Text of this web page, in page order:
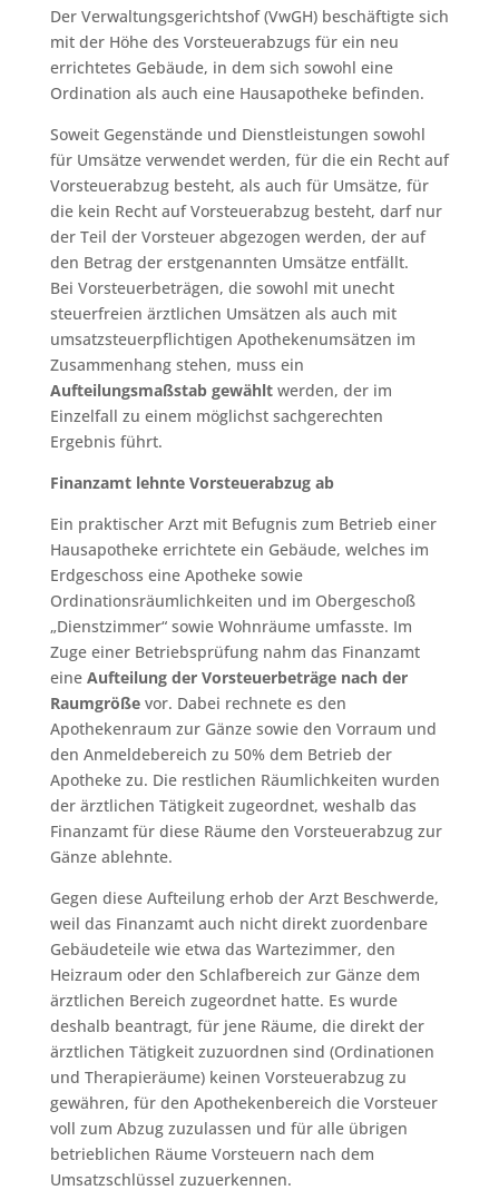
Der Verwaltungsgerichtshof (VwGH) beschäftigte sich
mit der Höhe des Vorsteuerabzugs für ein neu
errichtetes Gebäude, in dem sich sowohl eine
Ordination als auch eine Hausapotheke befinden.
Soweit Gegenstände und Dienstleistungen sowohl
für Umsätze verwendet werden, für die ein Recht auf
Vorsteuerabzug besteht, als auch für Umsätze, für
die kein Recht auf Vorsteuerabzug besteht, darf nur
der Teil der Vorsteuer abgezogen werden, der auf
den Betrag der erstgenannten Umsätze entfällt.
Bei Vorsteuerbeträgen, die sowohl mit unecht
steuerfreien ärztlichen Umsätzen als auch mit
umsatzsteuerpflichtigen Apothekenumsätzen im
Zusammenhang stehen, muss ein
Aufteilungsmaßstab gewählt werden, der im
Einzelfall zu einem möglichst sachgerechten
Ergebnis führt.
Finanzamt lehnte Vorsteuerabzug ab
Ein praktischer Arzt mit Befugnis zum Betrieb einer
Hausapotheke errichtete ein Gebäude, welches im
Erdgeschoss eine Apotheke sowie
Ordinationsräumlichkeiten und im Obergeschoß
„Dienstzimmer“ sowie Wohnräume umfasste. Im
Zuge einer Betriebsprüfung nahm das Finanzamt
eine Aufteilung der Vorsteuerbeträge nach der
Raumgrößevor. Dabei rechnete es den
Apothekenraum zur Gänze sowie den Vorraum und
den Anmeldebereich zu 50% dem Betrieb der
Apotheke zu. Die restlichen Räumlichkeiten wurden
der ärztlichen Tätigkeit zugeordnet, weshalb das
Finanzamt für diese Räume den Vorsteuerabzug zur
Gänze ablehnte.
Gegen diese Aufteilung erhob der Arzt Beschwerde,
weil das Finanzamt auch nicht direkt zuordenbare
Gebäudeteile wie etwa das Wartezimmer, den
Heizraum oder den Schlafbereich zur Gänze dem
ärztlichen Bereich zugeordnet hatte. Es wurde
deshalb beantragt, für jene Räume, die direkt der
ärztlichen Tätigkeit zuzuordnen sind (Ordinationen
und Therapieräume) keinen Vorsteuerabzug zu
gewähren, für den Apothekenbereich die Vorsteuer
voll zum Abzug zuzulassen und für alle übrigen
betrieblichen Räume Vorsteuern nach dem
Umsatzschlüssel zuzuerkennen.